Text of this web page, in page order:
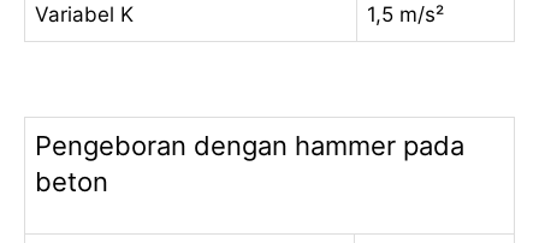
Variabel K 1,5 m/s²
Pengeboran dengan hammer pada
beton